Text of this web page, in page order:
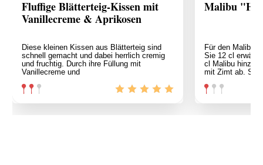
Fluffige Blätterteig-Kissen mit
Vanillecreme & Aprikosen
Diese kleinen Kissen aus Blätterteig sind
schnell gemacht und dabei herrlich cremig
und fruchtig. Durch ihre Füllung mit
Vanillecreme und
Malibu
Für den Malibu
Sie 12 cl
cl Malibu
mit Zimt ab.